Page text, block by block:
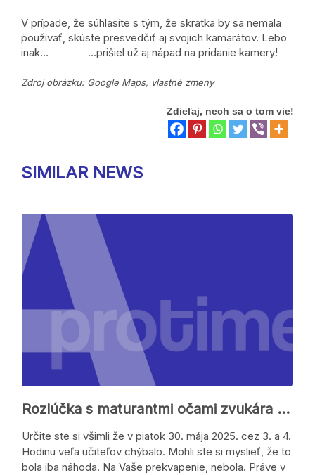
V prípade, že súhlasíte s tým, že skratka by sa nemala
používať, skúste presvedčiť aj svojich kamarátov. Lebo
inak… …prišiel už aj nápad na pridanie kamery!
Zdroj obrázku: Google Maps, vlastné zmeny
Zdieľaj, nech sa o tom vie!
SIMILAR NEWS
Rozlúčka s maturantmi očami zvukára – nováčika
Určite ste si všimli že v piatok 30. mája 2025. cez 3. a 4.
Hodinu veľa učiteľov chýbalo. Mohli ste si myslieť, že to
bola iba náhoda. Na Vaše prekvapenie, nebola. Práve v